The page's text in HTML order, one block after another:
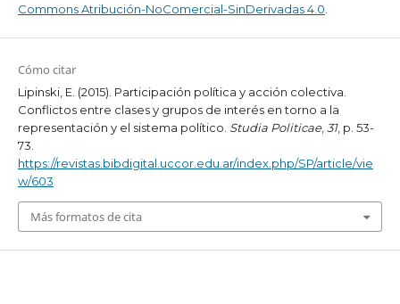
Commons Atribución-NoComercial-SinDerivadas 4.0
Cómo citar
Lipinski, E. (2015). Participación política y acción colectiva.
Conflictos entre clases y grupos de interés en torno a la
representación y el sistema político. Studia Politicae, 31, p. 53-
73.
https://revistas.bibdigital.uccor.edu.ar/index.php/SP/article/vie
w/603
Más formatos de cita